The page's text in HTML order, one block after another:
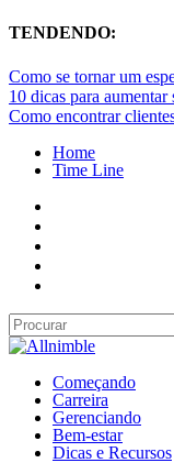
TENDENDO:
Como se tornar um
10 dicas para
Como encontrar
Home
Time Line
Começando
Carreira
Gerenciando
Bem-estar
Dicas e Recursos